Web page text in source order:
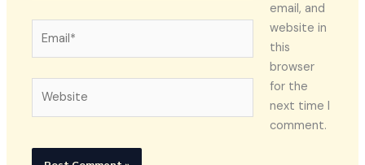
email, and
website in
this
browser
for the
next time I
comment.